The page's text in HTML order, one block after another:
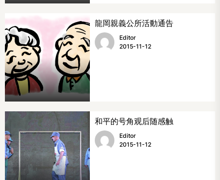
龍岡親義公所活動通告
Editor
2015-11-12
和平的号角观后随感触
Editor
2015-11-12